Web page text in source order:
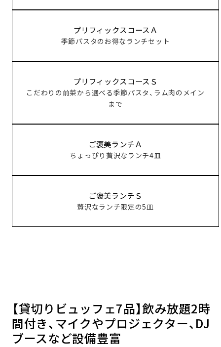
プリフィックスコースＡ
季節パスタのお得なランチセット
プリフィックスコースＳ
こだわりの前菜から選べる季節パスタ、ラム肉のメイン
まで
ご褒美ランチＡ
ちょっぴり贅沢なランチ4皿
ご褒美ランチＳ
贅沢なランチ限定の5皿
【貸切りビュッフェ7品】飲み放題2時
間付き、マイクやプロジェクター、DJ
ブースなど設備豊富